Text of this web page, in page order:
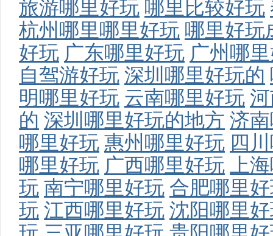
旅游哪里好玩 哪里比较好玩
杭州哪里哪里好玩 哪里好玩
好玩 广东哪里好玩 广州哪
自驾游好玩 深圳哪里好玩的
明哪里好玩 云南哪里好玩
的 深圳哪里好玩的地方 济
哪里好玩 惠州哪里好玩 四
哪里好玩 广西哪里好玩
上
玩 南宁哪里好玩 合肥哪里
玩 江西哪里好玩 沈阳哪里